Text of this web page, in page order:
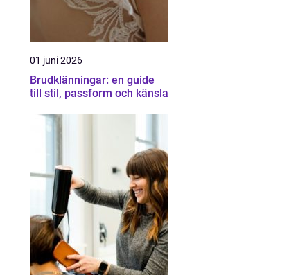
01 juni 2026
Brudklänningar: en guide
till stil, passform och känsla